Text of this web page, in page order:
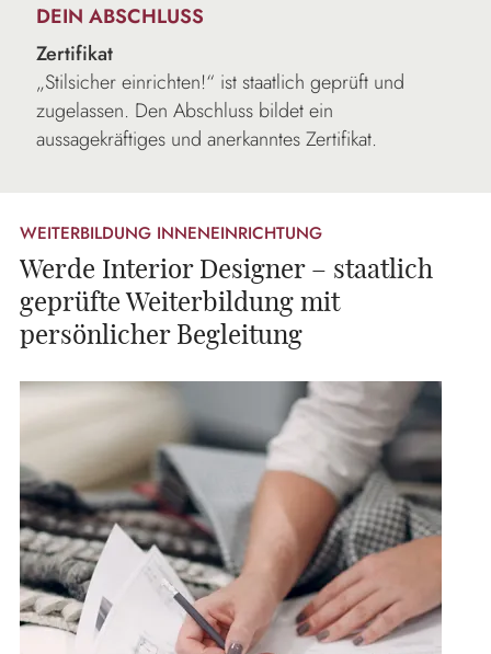
DEIN ABSCHLUSS
Zertifikat
„Stilsicher einrichten!“ ist staatlich geprüft und
zugelassen. Den Abschluss bildet ein
aussagekräftiges und anerkanntes Zertifikat.
WEITERBILDUNG INNENEINRICHTUNG
Werde Interior Designer – staatlich
geprüfte Weiterbildung mit
persönlicher Begleitung